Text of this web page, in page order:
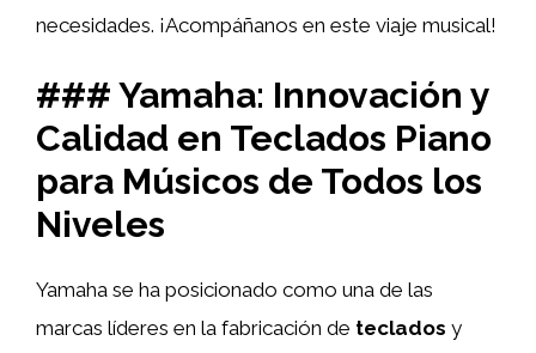
necesidades. ¡Acompáñanos en este viaje musical!
### Yamaha: Innovación y
Calidad en Teclados Piano
para Músicos de Todos los
Niveles
Yamaha se ha posicionado como una de las
marcas líderes en la fabricación de teclados y